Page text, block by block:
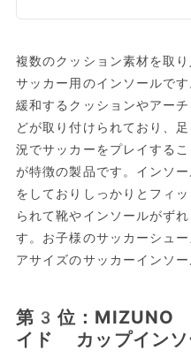
複数のクッション素材を取
サッカー用のインソールで
緩和するクッションやアー
どが取り付けられており、
況でサッカーをプレイする
が特徴の製品です。インソ
をしておりしっかりとフィ
られて靴やインソールがず
す。お子様のサッカーシュ
アサイズのサッカーインソー
第3位：MIZUNO
イド カップインソ